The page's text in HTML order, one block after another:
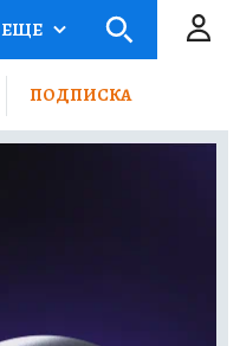
ЕЩЕ
ПОДПИСКА